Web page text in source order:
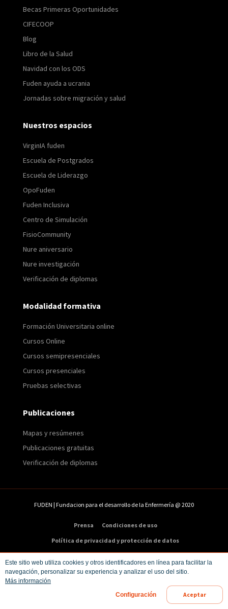
Este sitio web utiliza cookies y otros identificadores en línea para facilitar la
navegación, personalizar su experiencia y analizar el uso del sitio.
Más información
Configuración Aceptar
Becas Primeras Oportunidades
CIFECOOP
Blog
Libro de la Salud
Navidad con los ODS
Fuden ayuda a ucrania
Jornadas sobre migración y salud
Nuestros espacios
VirginIA fuden
Escuela de Postgrados
Escuela de Liderazgo
OpoFuden
Fuden Inclusiva
Centro de Simulación
FisioCommunity
Nure aniversario
Nure investigación
Verificación de diplomas
Modalidad formativa
Formación Universitaria online
Cursos Online
Cursos semipresenciales
Cursos presenciales
Pruebas selectivas
Publicaciones
Mapas y resúmenes
Publicaciones gratuitas
Verificación de diplomas
FUDEN | Fundacion para el desarrollo de la Enfermería @ 2020
Prensa
Condiciones de uso
Política de privacidad y protección de datos
Email:info@fuden.es